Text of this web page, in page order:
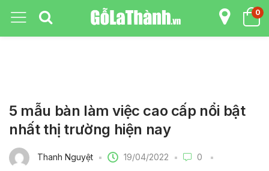
0
5 mẫu bàn làm việc cao cấp nổi bật
nhất thị trường hiện nay
Thanh Nguyệt 19/04/2022 0